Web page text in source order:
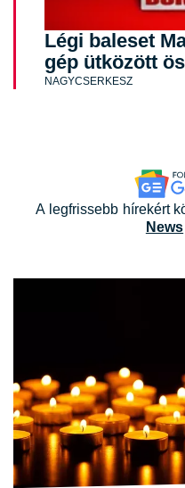
Légi baleset
gép ütközött
NAGYCSERKESZ
A legfrissebb hírekért
News